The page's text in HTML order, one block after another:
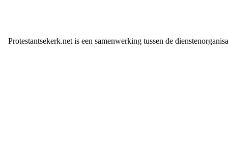
Protestantsekerk.net is een samenwerking tussen de